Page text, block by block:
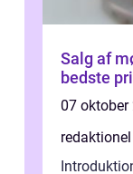
Salg af
bedste
07 oktober
redaktionel